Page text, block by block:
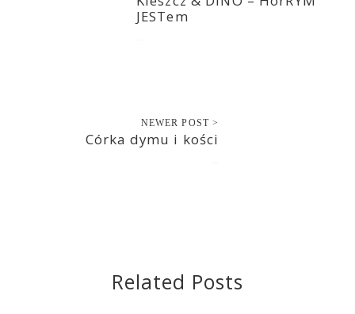
JESTem
NEWER POST >
Córka dymu i kości
Related Posts